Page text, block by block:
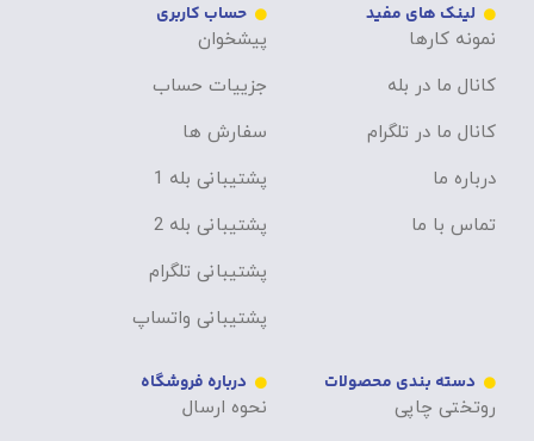
لینک های مفید
نمونه کارها
کانال ما در بله
کانال ما در تلگرام
درباره ما
تماس با ما
حساب کاربری
پیشخوان
جزییات حساب
سفارش ها
پشتیبانی بله 1
پشتیبانی بله 2
پشتیبانی تلگرام
پشتیبانی واتساپ
دسته بندی محصولات
روتختی چاپی
درباره فروشگاه
نحوه ارسال